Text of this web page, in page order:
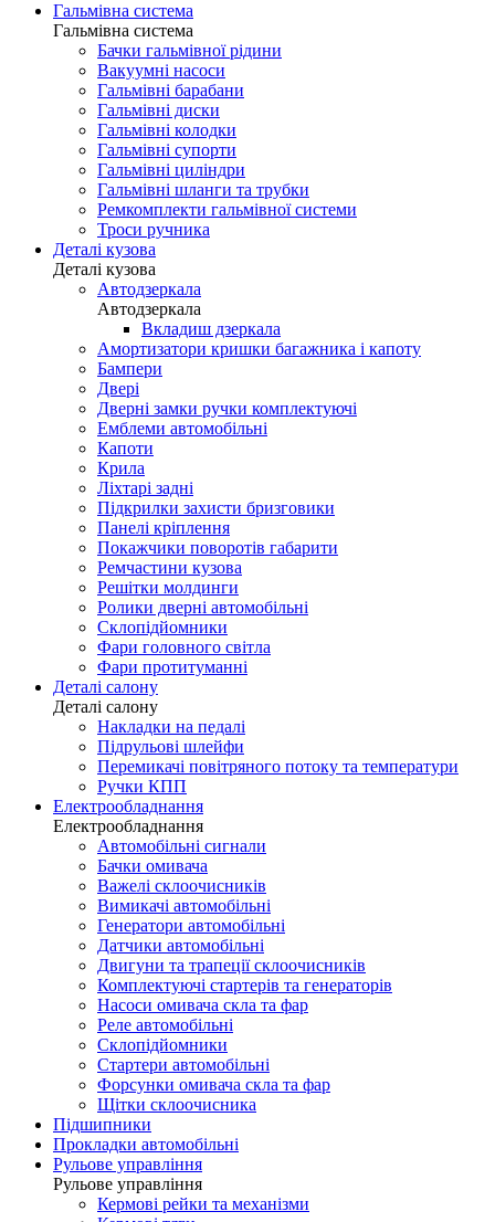
Гальмівна система
Гальмівна система
Бачки гальмівної рідини
Вакуумні насоси
Гальмівні барабани
Гальмівні диски
Гальмівні колодки
Гальмівні супорти
Гальмівні циліндри
Гальмівні шланги та трубки
Ремкомплекти гальмівної системи
Троси ручника
Деталі кузова
Деталі кузова
Автодзеркала
Автодзеркала
Вкладиш дзеркала
Амортизатори кришки багажника і капоту
Бампери
Двері
Дверні замки ручки комплектуючі
Емблеми автомобільні
Капоти
Крила
Ліхтарі задні
Підкрилки захисти бризговики
Панелі кріплення
Покажчики поворотів габарити
Ремчастини кузова
Решітки молдинги
Ролики дверні автомобільні
Склопідйомники
Фари головного світла
Фари протитуманні
Деталі салону
Деталі салону
Накладки на педалі
Підрульові шлейфи
Перемикачі повітряного потоку та температури
Ручки КПП
Електрообладнання
Електрообладнання
Автомобільні сигнали
Бачки омивача
Важелі склоочисників
Вимикачі автомобільні
Генератори автомобільні
Датчики автомобільні
Двигуни та трапеції склоочисників
Комплектуючі стартерів та генераторів
Насоси омивача скла та фар
Реле автомобільні
Склопідйомники
Стартери автомобільні
Форсунки омивача скла та фар
Щітки склоочисника
Підшипники
Прокладки автомобільні
Рульове управління
Рульове управління
Кермові рейки та механізми